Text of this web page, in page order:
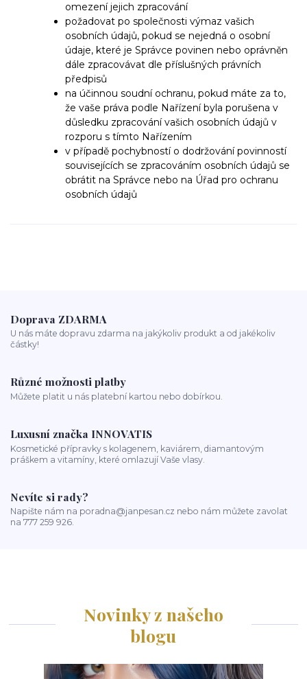
omezení jejich zpracování
požadovat po společnosti výmaz vašich
osobních údajů, pokud se nejedná o osobní
údaje, které je Správce povinen nebo oprávněn
dále zpracovávat dle příslušných právních
předpisů
na účinnou soudní ochranu, pokud máte za to,
že vaše práva podle Nařízení byla porušena v
důsledku zpracování vašich osobních údajů v
rozporu s tímto Nařízením
v případě pochybností o dodržování povinností
souvisejících se zpracováním osobních údajů se
obrátit na Správce nebo na Úřad pro ochranu
osobních údajů
Doprava ZDARMA
U nás máte dopravu zdarma na jakýkoliv produkt a od jakékoliv
částky!
Různé možnosti platby
Můžete platit u nás platební kartou nebo dobírkou.
Luxusní značka INNOVATIS
Kosmetické přípravky s kolagenem, kaviárem, diamantovým
práškem a vitamíny, které omlazují Vaše vlasy.
Nevíte si rady?
Napište nám na poradna@janpesan.cz nebo nám můžete zavolat
na 777 259 926.
Novinky z našeho
blogu